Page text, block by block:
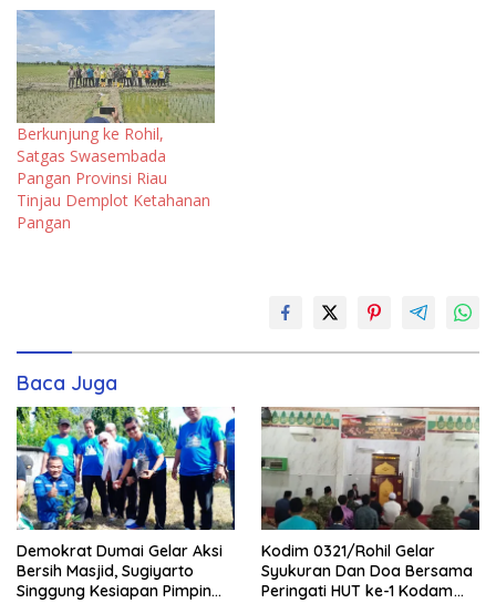
Berkunjung ke Rohil,
Satgas Swasembada
Pangan Provinsi Riau
Tinjau Demplot Ketahanan
Pangan
Baca Juga
Demokrat Dumai Gelar Aksi
Bersih Masjid, Sugiyarto
Singgung Kesiapan Pimpin
Kodim 0321/Rohil Gelar
Syukuran Dan Doa Bersama
Peringati HUT ke-1 Kodam